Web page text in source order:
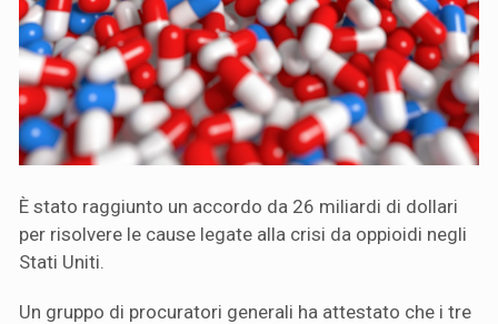
È stato raggiunto un accordo da 26 miliardi di dollari
per risolvere le cause legate alla crisi da oppioidi negli
Stati Uniti.
Un gruppo di procuratori generali ha attestato che i tre